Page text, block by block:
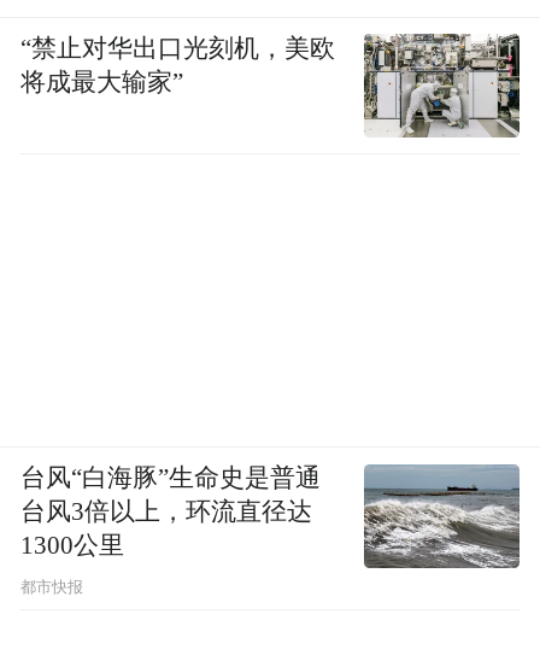
“禁止对华出口光刻机，美欧
将成最大输家”
台风“白海豚”生命史是普通
台风3倍以上，环流直径达
1300公里
都市快报